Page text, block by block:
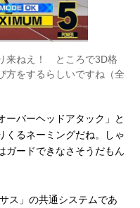
来ねえ！ ところで3D格
方をするらしいですね（全
ーバーヘッドアタック」と
くるネーミングだね。しゃ
ガードできなさそうだもん
ス」の共通システムであ